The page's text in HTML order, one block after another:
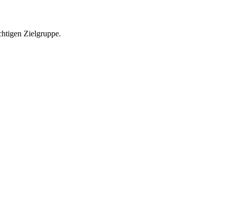
Zielgruppe.